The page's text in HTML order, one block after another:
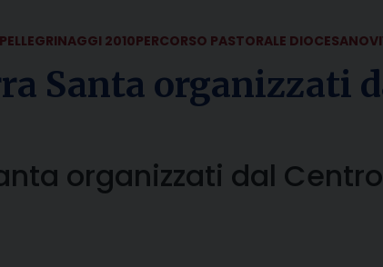
PELLEGRINAGGI 2010PERCORSO PASTORALE DIOCESANO
Santa organizzati
organizzati dal